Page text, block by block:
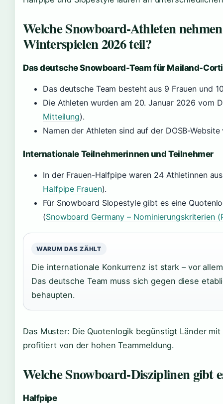
Welche Snowboard-Athleten
Winterspielen 2026 teil?
Das deutsche Snowboard-Team für Mailand-
Das deutsche Team besteht aus 9 Frauen und
Die Athleten wurden am 20. Januar 2026 vom
Mitteilung).
Namen der Athleten sind auf der DOSB-
Internationale Teilnehmerinnen und Teilnehmer
In der Frauen-Halfpipe waren 24 Athletinnen
Halfpipe Frauen).
Für Snowboard Slopestyle gibt es eine
(Snowboard Germany – Nominierungskriterien
WARUM DAS ZÄHLT
Die internationale Konkurrenz ist stark – vor
Das deutsche Team muss sich gegen diese
behaupten.
Das Muster: Die Quotenlogik begünstigt Länder
profitiert von der hohen Teammeldung.
Welche Snowboard-Disziplinen gibt
Halfpipe